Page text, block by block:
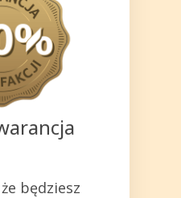
że będziesz